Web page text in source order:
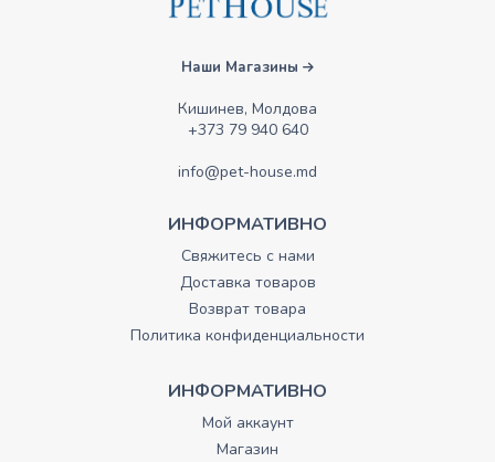
Наши Магазины
Кишинев, Молдова
+373 79 940 640
info@pet-house.md
ИНФОРМАТИВНО
Свяжитесь с нами
Доставка товаров
Возврат товара
Политика конфиденциальности
ИНФОРМАТИВНО
Мой аккаунт
Магазин